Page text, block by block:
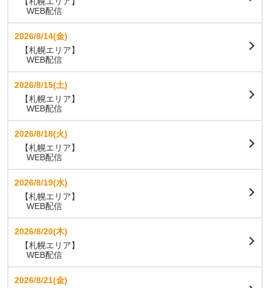
WEB配信
2026/8/14(金)
【札幌エリア】
WEB配信
2026/8/15(土)
【札幌エリア】
WEB配信
2026/8/18(火)
【札幌エリア】
WEB配信
2026/8/19(水)
【札幌エリア】
WEB配信
2026/8/20(木)
【札幌エリア】
WEB配信
2026/8/21(金)